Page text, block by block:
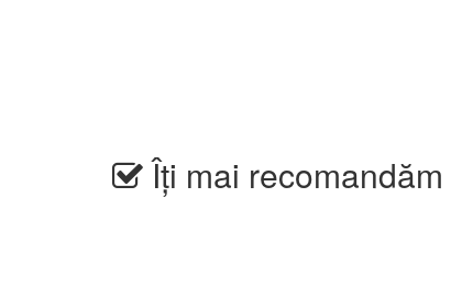
Îți mai recomandăm